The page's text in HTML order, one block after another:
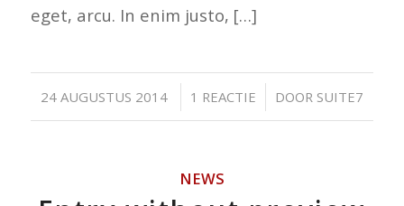
eget, arcu. In enim justo, […]
24 AUGUSTUS 2014
/ 1 REACTIE
/ DOOR SUITE7
NEWS